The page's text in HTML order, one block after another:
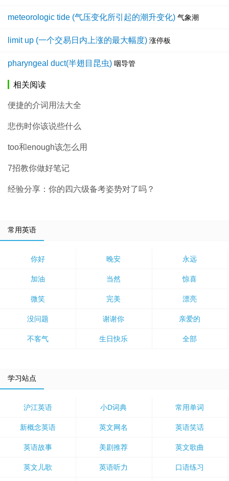
meteorologic tide (气压变化所引起的潮升变化) 气象潮
limit up (一个交易日内上涨的最大幅度) 涨停板
pharyngeal duct(半翅目昆虫) 咽导管
相关阅读
便捷的介词用法大全
悲伤时你该说些什么
too和enough该怎么用
7招教你做好笔记
经验分享：你的四六级备考姿势对了吗？
常用英语
你好 晚安 永远
加油 当然 惊喜
微笑 完美 漂亮
没问题 谢谢你 亲爱的
不客气 生日快乐 全部
学习站点
沪江英语 小D词典 常用单词
新概念英语 英文网名 英语笑话
英语故事 美剧推荐 英文歌曲
英文儿歌 英语听力 口语练习